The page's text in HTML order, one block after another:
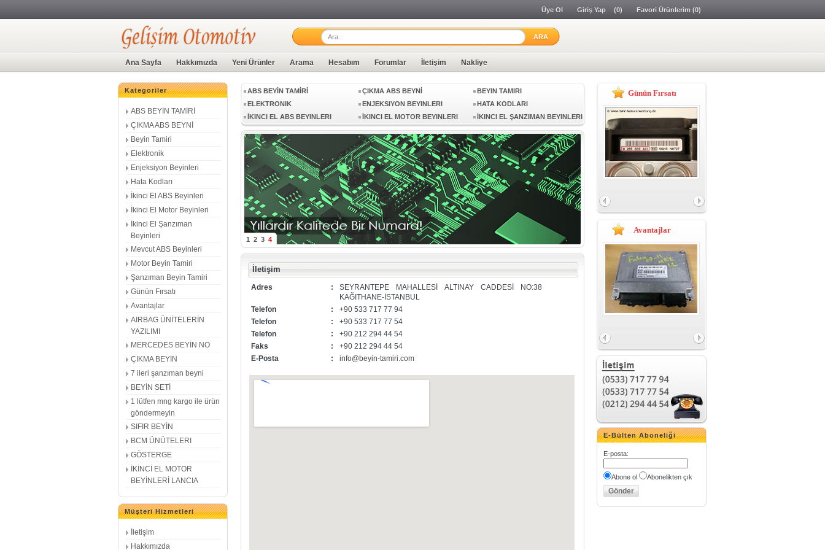
Üye Ol Giriş Yap (0) Favori Ürünlerim (0)
Ana Sayfa Hakkımızda Yeni Ürünler Arama Hesabım Forumlar İletişim Nakliye
Kategoriler
ABS BEYİN TAMİRİ
ÇIKMA ABS BEYNİ
Beyin Tamiri
Elektronik
Enjeksiyon Beyinleri
Hata Kodları
İkinci El ABS Beyinleri
İkinci El Motor Beyinleri
İkinci El Şanzıman
Beyinleri
Mevcut ABS Beyinleri
Motor Beyin Tamiri
Şanzıman Beyin Tamiri
Günün Fırsatı
Avantajlar
AIRBAG ÜNİTELERİN
YAZILIMI
MERCEDES BEYİN NO
ÇIKMA BEYİN
7 ileri şanzıman beyni
BEYİN SETİ
1 lütfen mng kargo ile ürün
göndermeyin
SIFIR BEYİN
BCM ÜNÜTELERI
GÖSTERGE
İKİNCİ EL MOTOR
BEYİNLERİ LANCIA
Müşteri Hizmetleri
İletişim
Hakkımızda
ÜRÜN GÖNDERMEYIN
BCM ÜNÜTELERI
GÖSTERGE
İKİNCİ EL MOTOR BEYİNLERİ
LANCIA
ABS BEYİN TAMİRİ ÇIKMA ABS BEYNİ
BEYIN TAMIRI
ELEKTRONIK
ENJEKSIYON BEYINLERI
HATA KODLARI
İKINCI EL ABS BEYINLERI
İKINCI EL MOTOR BEYINLERI
İKINCI EL ŞANZIMAN BEYINLERI
MEVCUT ABS BEYINLERI
MOTOR BEYIN TAMIRI
ŞANZIMAN BEYIN TAMIRI
GÜNÜN FIRSATI
AVANTAJLAR
AIRBAG ÜNİTELERİN YAZILIMI
MERCEDES BEYİN NO
ÇIKMA BEYİN
7 ILERI ŞANZIMAN BEYNI
BEYİN SETİ
1 LÜTFEN MNG KARGO ILE
ÜRÜN GÖNDERMEYIN
SIFIR BEYİN
BCM ÜNÜTELERI
GÖSTERGE
İKİNCİ EL MOTOR BEYİNLERİ
LANCIA
ABS BEYİN TAMİRİ ÇIKMA ABS BEYNİ
BEYIN TAMIRI
ELEKTRONIK
ENJEKSIYON BEYINLERI
HATA KODLARI
İKINCI EL ABS BEYINLERI
İKINCI EL MOTOR BEYINLERI
İKINCI EL ŞANZIMAN BEYINLERI
1 2 3 4
İletişim
Adres :
SEYRANTEPE MAHALLESİ ALTINAY CADDESİ NO:38
KAĞITHANE-İSTANBUL
Telefon
:
+90 533 717 77 94
Telefon
:
+90 533 717 77 54
Telefon
:
+90 212 294 44 54
Faks
:
+90 212 294 44 54
E-Posta
: info@beyin-tamiri.com
Günün Fırsatı
Avantajlar
E-Bülten Aboneliği
E-posta:
Abone ol Abonelikten çık